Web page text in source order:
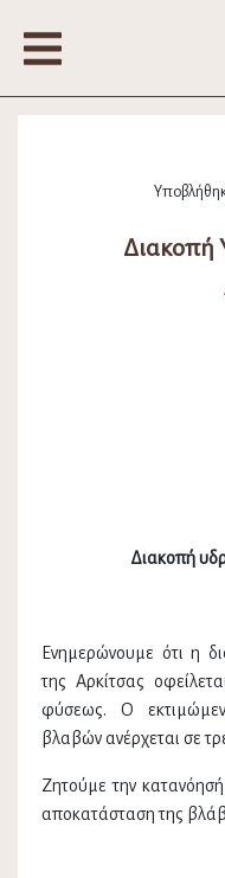
Διακοπή
Διακοπή
Ενημερώνουμε ότι η
της Αρκίτσας
φύσεως. Ο
βλαβών ανέρχεται σε
Ζητούμε την
αποκατάσταση της